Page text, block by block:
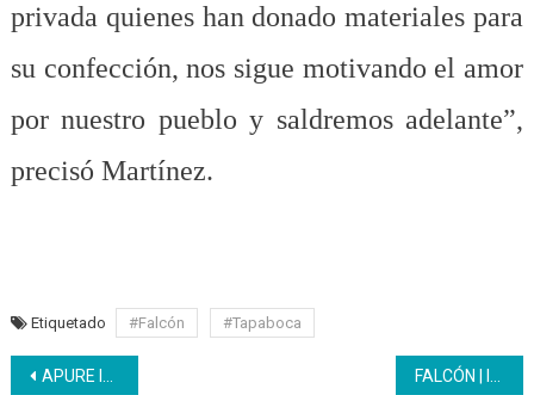
privada quienes han donado materiales para
su confección, nos sigue motivando el amor
por nuestro pueblo y saldremos adelante”,
precisó Martínez.
Etiquetado #Falcón #Tapaboca
Navegación
APURE Inces continua con la formación de aprendices en la modalidad a distancia